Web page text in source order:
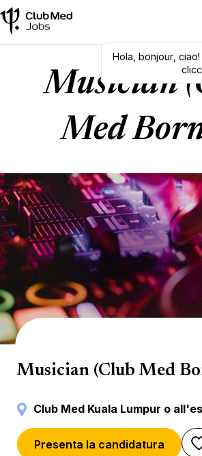
Hola,bonjour
Hola bonjour, ciao
Musician
Med
Spettacolo
Musician (Club Med
Club Med Kuala Lumpur o
Presenta la candidatura